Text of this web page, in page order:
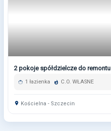
2 pokoje spółdzielcze do remontu
1 łazienka C.O. WŁASNE
Kościelna - Szczecin